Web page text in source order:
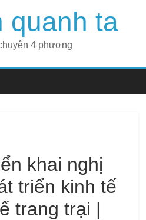
quanh ta
4 phương
khai nghị
triển kinh tế
trang trại |